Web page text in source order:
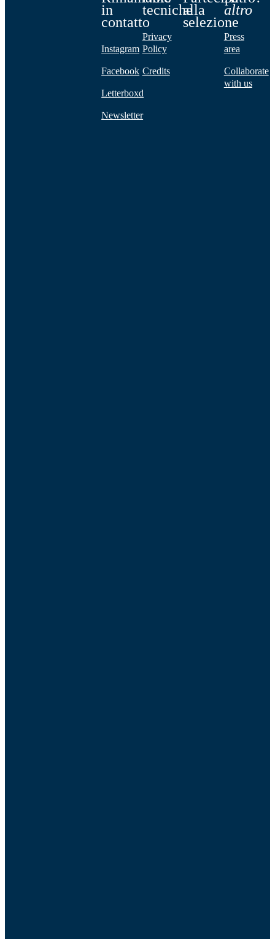
in
contatto
Instagram
Facebook
Letterboxd
Newsletter
tecniche
Privacy
Policy
Credits
alla
selezione
altro
Press
area
Collaborate
with us